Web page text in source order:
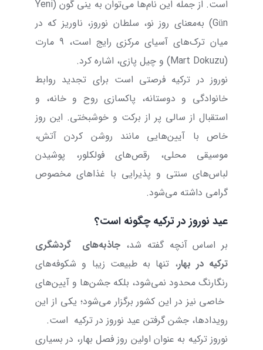
است. از جمله این نام‌ها می‌توان به ینی گون (Yeni
Gün) به‌معنای روز نو، سلطان نوروز، ناوریز که در
میان ترک‌های آسیای مرکزی رایج است، 9 مارت
(
Mart Dokuzu) و چیل پازی، اشاره کرد.
نوروز در ترکیه فرصتی است برای تجدید روابط
خانوادگی و دوستانه، پاکسازی روح و خانه، و
استقبال از سالی پر از برکت و خوشبختی. این روز
خاص با آیین‌هایی مانند روشن کردن آتش،
موسیقی محلی، رقص‌های فولکلور، پوشیدن
لباس‌های سنتی و پذیرایی با غذاهای مخصوص
گرامی داشته می‌شود.
عید نوروز در ترکیه چگونه است؟
بر اساس آنچه گفته شد، جاذبه‌های
گردشگری
ترکیه در بهار، تنها به طبیعت زیبا و شکوفه‌های
رنگارنگ محدود نمی‌شود، بلکه جشن‌ها و آیین‌های
خاصی نیز در این کشور برگزار می‌شود؛ یکی از این
رویدادها، جشن گرفتن عید نوروز در ترکیه است.
نوروز ترکیه به عنوان اولین روز فصل بهار، در بسیاری